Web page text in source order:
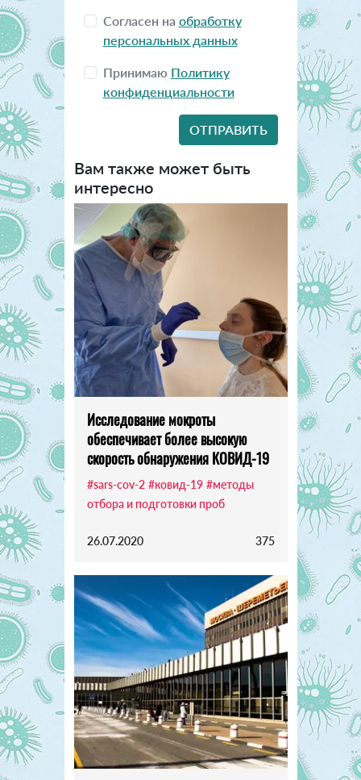
Согласен на обработку
персональных данных
Принимаю Политику
конфиденциальности
Вам также может быть
интересно
Исследование мокроты
обеспечивает более высокую
скорость обнаружения КОВИД-19
#sars-cov-2 #ковид-19 #методы
отбора и подготовки проб
26.07.2020 375